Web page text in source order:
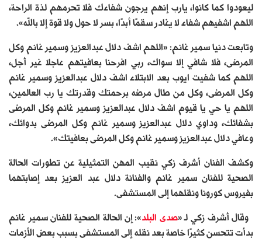
ليعودوا كما كانوا، يارب إنهم يرجون شفاءك فلا تحرمهم لذة الراحة،
اللهم اشفيهم شفاء لا يغادر سقمًا أبدًا، بسر لا حول ولا قوة إلا بالله».
وتابعت دنيا سمير غانم: «اللهم اشف دلال عبدالعزيز وسمير غانم وكل
المرضى، فلا شافي إلا سواك، ربي افرحنا بعافيتهم عاجلا غير أجل،
اللهم كما شفيت ايوب بعد الابتلاء اشف دلال عبدالعزيز وسمير غانم
وكل المرضى، وكل من طال مرضه برحمتك وقدرتك يا رب العالمين،
اللهم يا حي يا قيوم اشف دلال عبدالعزيز وسمير غانم وكل المرضى
بشفائك، وداوي دلال عبدالعزيز وسمير غانم وكل المرضى بدوائك،
وعافي دلال عبدالعزيز وسمير غانم وكل المرضى بعافيتك».
وكشف الفنان أشرف زكي نقيب المهن التمثيلية عن تطورات الحالة
الصحية للفنان سمير غانم والفنانة دلال عبد العزيز بعد إصابتهما
بفيروس كورونا ونقلهما إلى المستشفى.
وقال أشرف زكي لـ «صدى البلد»: إن الحالة الصحية للفنان سمير غانم
بدأت تتحسن كثيرًا خاصة بعد نقله إلى المستشفى بسبب بعض الأزمات